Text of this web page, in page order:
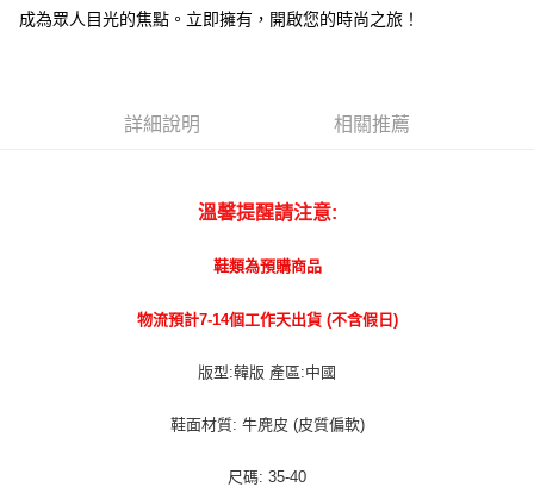
每筆NT$100，滿NT$1,000(含以上)免運費
成為眾人目光的焦點。立即擁有，開啟您的時尚之旅！
詳細說明 相關推薦
溫馨提醒請注意:
鞋類為預購商品
物流預計7-14個工作天出貨 (不含假日)
版型:韓版 產區:中國
鞋面材質: 牛麂皮 (皮質偏軟)
尺碼: 35-40